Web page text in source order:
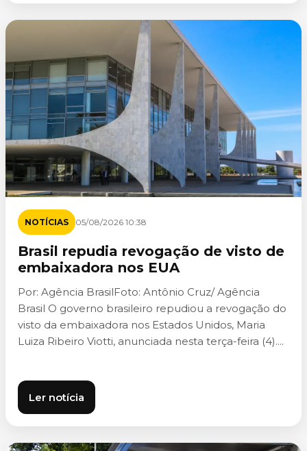
NOTÍCIAS 05/08/2026 10:38
Brasil repudia revogação de visto de
embaixadora nos EUA
Por: Agência BrasilFoto: Antônio Cruz/ Agência
Brasil O governo brasileiro repudiou a revogação do
visto da embaixadora nos Estados Unidos, Maria
Luiza Ribeiro Viotti, anunciada nesta terça-feira (4)....
Ler notícia